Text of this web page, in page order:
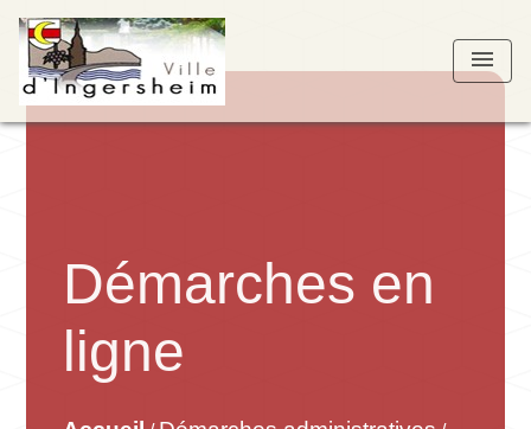
menu
Démarches en
ligne